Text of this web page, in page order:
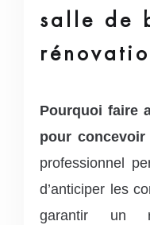
salle de
Pourquoi faire
pour
professionnel
d’anticiper les
garantir un